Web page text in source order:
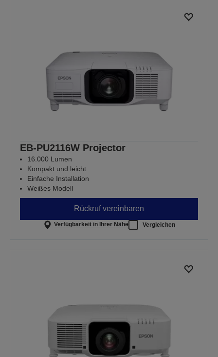
EB-PU2116W Projector
16.000 Lumen
Kompakt und leicht
Einfache Installation
Weißes Modell
Rückruf vereinbaren
Verfügbarkeit in Ihrer Nähe Vergleichen